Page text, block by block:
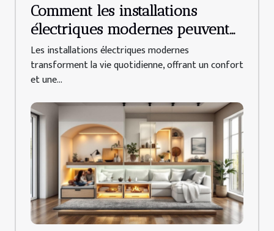
Comment les installations
électriques modernes peuvent
améliorer votre quotidien ?
Les installations électriques modernes
transforment la vie quotidienne, offrant un confort
et une...